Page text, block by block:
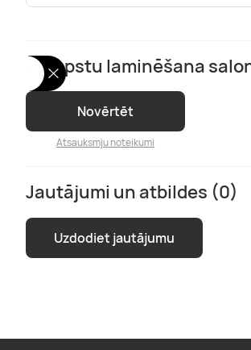
Skropstu laminēšana
Novērtēt
Atsauksmju noteikumi
Jautājumi un atbildes (0)
Uzdodiet jautājumu